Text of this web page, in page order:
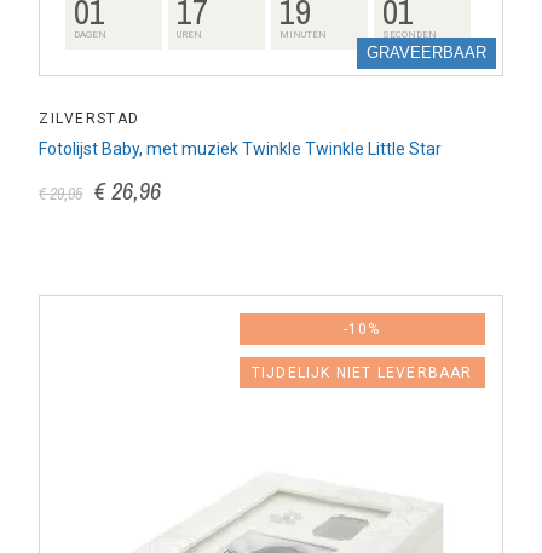
GRAVEERBAAR
01
DAGEN 17
UREN 19
MINUTEN 00
SECONDEN
ZILVERSTAD
Fotolijst Baby, met muziek Twinkle Twinkle Little Star
€ 29,95 € 26,96
-10%
TIJDELIJK NIET LEVERBAAR